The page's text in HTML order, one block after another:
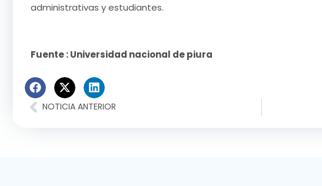
administrativas y estudiantes.
Fuente : Universidad nacional de piura
NOTICIA ANTERIOR